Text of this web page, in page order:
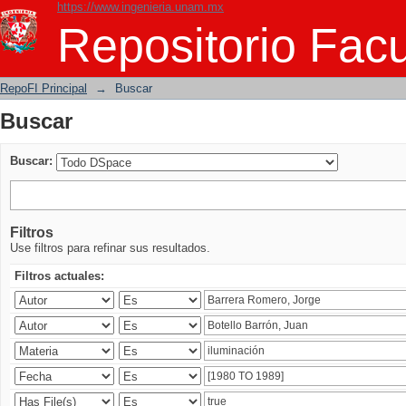
https://www.ingenieria.unam.mx
Repositorio
Buscar
RepoFI Principal → Buscar
Buscar
Buscar:
Filtros
Use filtros para refinar sus resultados.
Filtros actuales: